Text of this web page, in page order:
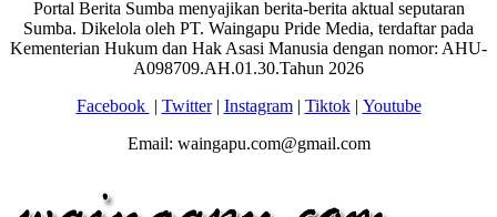
Portal Berita Sumba menyajikan berita-berita aktual seputaran
Sumba. Dikelola oleh PT. Waingapu Pride Media, terdaftar pada
Kementerian Hukum dan Hak Asasi Manusia dengan nomor: AHU-
A098709.AH.01.30.Tahun 2026
Facebook | Twitter| Instagram| Tiktok| Youtube
Email: waingapu.com@gmail.com